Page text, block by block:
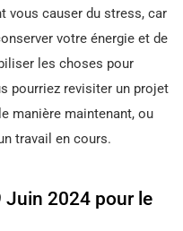
vous causer du stress, car
votre énergie et de
les choses pour
pourriez revisiter un projet
manière maintenant, ou
travail en cours.
Juin 2024 pour le